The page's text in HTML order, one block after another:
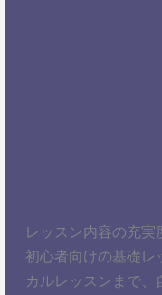
レッスン内容の充実
初心者向けの基礎レ
カルレッスンまで